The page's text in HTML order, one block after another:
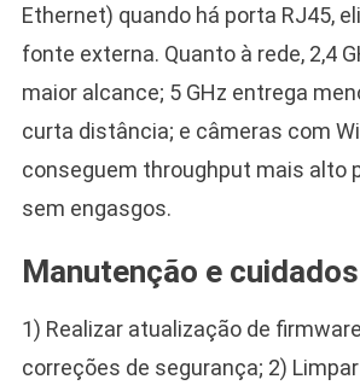
Ethernet) quando há porta RJ45,
fonte externa. Quanto à rede, 2,4
maior alcance; 5 GHz entrega
curta distância; e câmeras com
conseguem throughput mais alto
sem engasgos.
Manutenção e
1) Realizar atualização de
correções de segurança; 2)